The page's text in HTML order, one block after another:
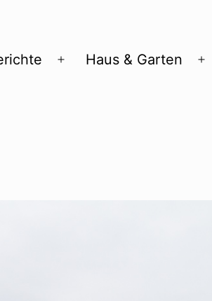
Menü
Haus & Garten